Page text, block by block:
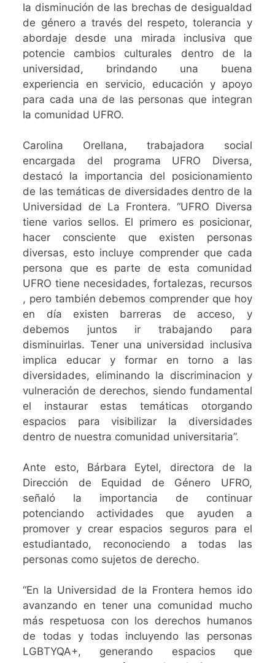
la disminución de las brechas de desigualdad
de género a través del respeto, tolerancia y
abordaje desde una mirada inclusiva que
potencie cambios culturales dentro de la
universidad, brindando una buena
experiencia en servicio, educación y apoyo
para cada una de las personas que integran
la comunidad UFRO.
Carolina Orellana, trabajadora social
encargada del programa UFRO Diversa,
destacó la importancia del posicionamiento
de las temáticas de diversidades dentro de la
Universidad de La Frontera. “UFRO Diversa
tiene varios sellos. El primero es posicionar,
hacer consciente que existen personas
diversas, esto incluye comprender que cada
persona que es parte de esta comunidad
UFRO tiene necesidades, fortalezas, recursos
, pero también debemos comprender que hoy
en día existen barreras de acceso, y
debemos juntos ir trabajando para
disminuirlas. Tener una universidad inclusiva
implica educar y formar en torno a las
diversidades, eliminando la discriminacion y
vulneración de derechos, siendo fundamental
el instaurar estas temáticas otorgando
espacios para visibilizar la diversidades
dentro de nuestra comunidad universitaria”.
Ante esto, Bárbara Eytel, directora de la
Dirección de Equidad de Género UFRO,
señaló la importancia de continuar
potenciando actividades que ayuden a
promover y crear espacios seguros para el
estudiantado, reconociendo a todas las
personas como sujetos de derecho.
“En la Universidad de la Frontera hemos ido
avanzando en tener una comunidad mucho
más respetuosa con los derechos humanos
de todas y todas incluyendo las personas
LGBTYQA+, generando espacios que